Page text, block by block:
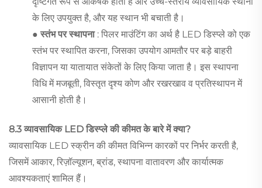
के लिए उपयुक्त है, और यह स्थान भी बचाती है।
● स्तंभ पर स्थापना : पिलर माउंटिंग का अर्थ है LED डिस्प्ले को एक
स्तंभ पर स्थापित करना, जिसका उपयोग आमतौर पर बड़े बाहरी
विज्ञापन या यातायात संकेतों के लिए किया जाता है। इस स्थापना
विधि में मजबूती, विस्तृत दृश्य कोण और रखरखाव व प्रतिस्थापन में
आसानी होती है।
8.3 व्यावसायिक LED डिस्प्ले की कीमत के बारे में क्या?
व्यावसायिक LED स्क्रीन की कीमत विभिन्न कारकों पर निर्भर करती है,
जिसमें आकार, रिज़ॉल्यूशन, ब्रांड, स्थापना वातावरण और कार्यात्मक
आवश्यकताएं शामिल हैं।